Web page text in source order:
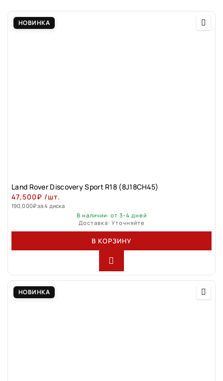
НОВИНКА
Land Rover Discovery Sport R18 (8J18CH45)
47,500₽ /шт.
190,000₽за 4 диска
В наличии: от 3-4 дней
Доставка: Уточняйте
В КОРЗИНУ
НОВИНКА